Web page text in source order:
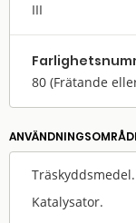
III
80 (Frätande
Träskyddsmedel.
Katalysator.